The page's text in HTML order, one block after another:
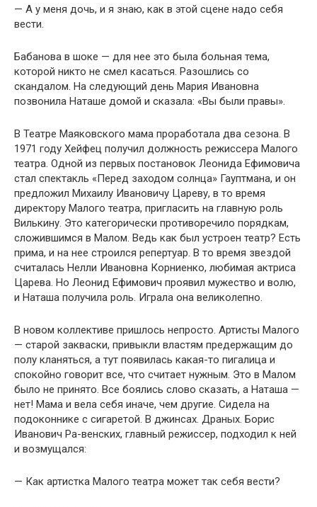
— А у меня дочь, и я знаю, как в этой сцене надо себя
вести.
Бабанова в шоке — для нее это была больная тема,
которой никто не смел касаться. Разошлись со
скандалом. На следующий день Мария Ивановна
позвонила Наташе домой и сказала: «Вы были правы».
В Театре Маяковского мама проработала два сезона. В
1971 году Хейфец получил должность режиссера Малого
театра. Одной из первых постановок Леонида Ефимовича
стал спектакль «Перед заходом солнца» Гауптмана, и он
предложил Михаилу Ивановичу Цареву, в то время
директору Малого театра, пригласить на главную роль
Вилькину. Это категорически противоречило порядкам,
сложившимся в Малом. Ведь как был устроен театр? Есть
прима, и на нее строился репертуар. В то время звездой
считалась Нелли Ивановна Корниенко, любимая актриса
Царева. Но Леонид Ефимович проявил мужество и волю,
и Наташа получила роль. Играла она великолепно.
В новом коллективе пришлось непросто. Артисты Малого
— старой закваски, привыкли властям предержащим до
полу кланяться, а тут появилась какая-то пигалица и
спокойно говорит все, что считает нужным. Это в Малом
было не принято. Все боялись слово сказать, а Наташа —
нет! Мама и вела себя иначе, чем другие. Сидела на
подоконнике с сигаретой. В джинсах. Драных. Борис
Иванович Ра-венских, главный режиссер, подходил к ней
и возмущался:
— Как артистка Малого театра может так себя вести?